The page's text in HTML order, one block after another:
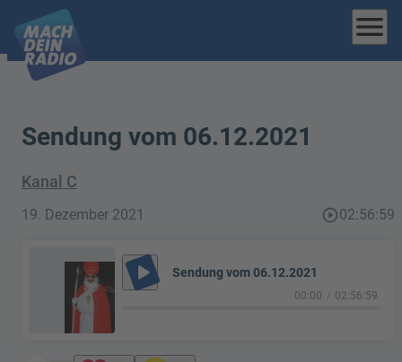
menu
Sendung vom 06.12.2021
Kanal C
19. Dezember 2021 play_circle_outline02:56:59
play_arrow Sendung vom 06.12.2021
00:00 02:56:59